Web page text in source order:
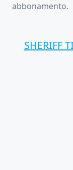
abbonamento.
SHERIFF